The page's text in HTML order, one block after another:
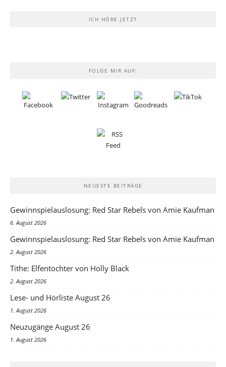
ICH HÖRE JETZT
FOLGE MIR AUF:
NEUESTE BEITRÄGE
Gewinnspielauslosung: Red Star Rebels von Amie Kaufman
6. August 2026
Gewinnspielauslosung: Red Star Rebels von Amie Kaufman
2. August 2026
Tithe: Elfentochter von Holly Black
2. August 2026
Lese- und Hörliste August 26
1. August 2026
Neuzugänge August 26
1. August 2026